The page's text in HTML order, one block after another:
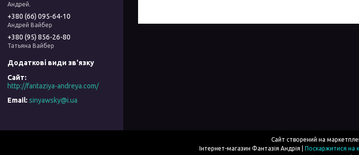
Андрей.
+380 (66) 095-64-10
Андрей Вайбер
+380 (95) 856-26-80
Татьяна Вайбер
http://fantaziya-andreya.com/
sinyawsky@i.ua
Сайт створений на
Поскаржитися на